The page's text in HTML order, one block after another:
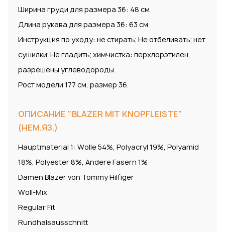
Ширина груди для размера 36: 48 см
Длина рукава для размера 36: 63 см
Инструкция по уходу: не стирать; Не отбеливать; нет
сушилки; Не гладить; химчистка: перхлорэтилен,
разрешены углеводороды.
Рост модели 177 см, размер 36.
ОПИСАНИЕ "BLAZER MIT KNOPFLEISTE"
(НЕМ.ЯЗ.)
Hauptmaterial 1: Wolle 54%, Polyacryl 19%, Polyamid
18%, Polyester 8%, Andere Fasern 1%
Damen Blazer von Tommy Hilfiger
Woll-Mix
Regular Fit
Rundhalsausschnitt